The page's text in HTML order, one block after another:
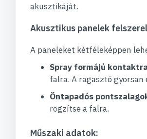
akusztikáját.
Akusztikus panelek
A paneleket kétféleképpen
Spray formájú
falra. A ragasztó
Öntapadós
rögzítse a falra.
Műszaki adatok: